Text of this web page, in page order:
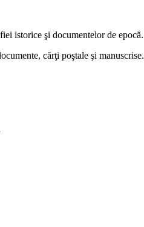
istorice şi documentelor de epocă.
cărţi poştale şi manuscrise.